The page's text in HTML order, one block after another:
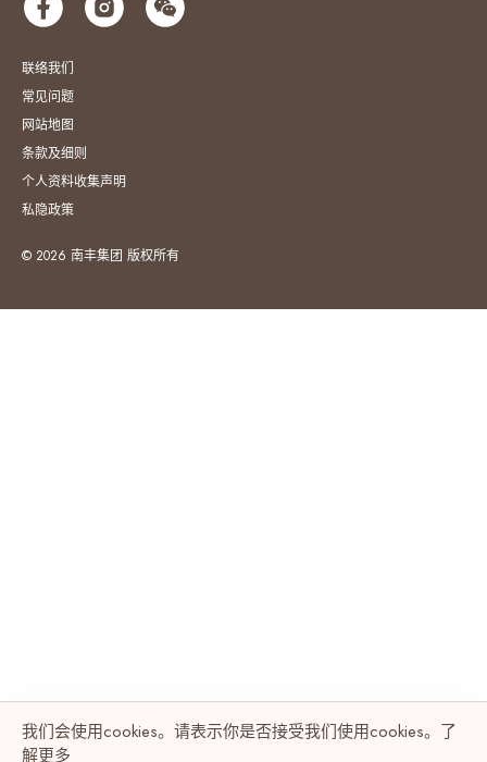
联络我们
常见问题
网站地图
条款及细则
个人资料收集声明
私隐政策
© 2026 南丰集团 版权所有
我们会使用cookies。请表示你是否接受我们使用cookies。了
解更多